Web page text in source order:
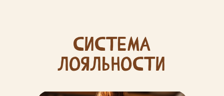
система
лояльности